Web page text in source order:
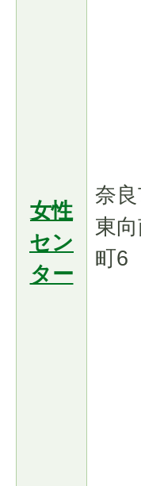
女性
セン
ター
奈
東
町6